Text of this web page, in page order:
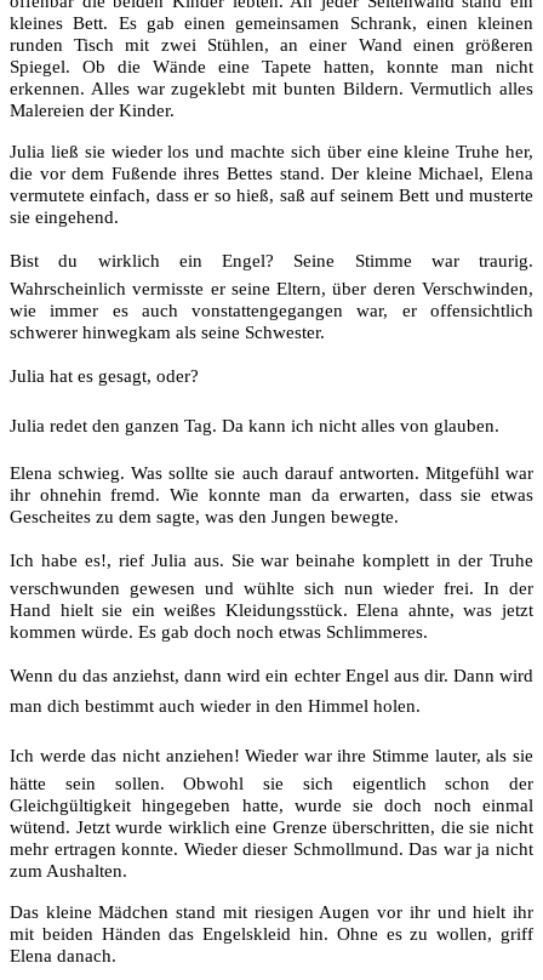
kleines Bett. Es gab einen gemeinsamen Schrank, einen kleinen
runden Tisch mit zwei Stühlen, an einer Wand einen größeren
Spiegel. Ob die Wände eine Tapete hatten, konnte man nicht
erkennen. Alles war zugeklebt mit bunten Bildern. Vermutlich alles
Malereien der Kinder.
Julia ließ sie wieder los und machte sich über eine kleine Truhe her,
die vor dem Fußende ihres Bettes stand. Der kleine Michael, Elena
vermutete einfach, dass er so hieß, saß auf seinem Bett und musterte
sie eingehend.
Bist du wirklich ein Engel? Seine Stimme war traurig.
Wahrscheinlich vermisste er seine Eltern, über deren Verschwinden,
wie immer es auch vonstattengegangen war, er offensichtlich
schwerer hinwegkam als seine Schwester.
Julia hat es gesagt, oder?
Julia redet den ganzen Tag. Da kann ich nicht alles von glauben.
Elena schwieg. Was sollte sie auch darauf antworten. Mitgefühl war
ihr ohnehin fremd. Wie konnte man da erwarten, dass sie etwas
Gescheites zu dem sagte, was den Jungen bewegte.
Ich habe es!, rief Julia aus. Sie war beinahe komplett in der Truhe
verschwunden gewesen und wühlte sich nun wieder frei. In der
Hand hielt sie ein weißes Kleidungsstück. Elena ahnte, was jetzt
kommen würde. Es gab doch noch etwas Schlimmeres.
Wenn du das anziehst, dann wird ein echter Engel aus dir. Dann wird
man dich bestimmt auch wieder in den Himmel holen.
Ich werde das nicht anziehen! Wieder war ihre Stimme lauter, als sie
hätte sein sollen. Obwohl sie sich eigentlich schon der
Gleichgültigkeit hingegeben hatte, wurde sie doch noch einmal
wütend. Jetzt wurde wirklich eine Grenze überschritten, die sie nicht
mehr ertragen konnte. Wieder dieser Schmollmund. Das war ja nicht
zum Aushalten.
Das kleine Mädchen stand mit riesigen Augen vor ihr und hielt ihr
mit beiden Händen das Engelskleid hin. Ohne es zu wollen, griff
Elena danach.